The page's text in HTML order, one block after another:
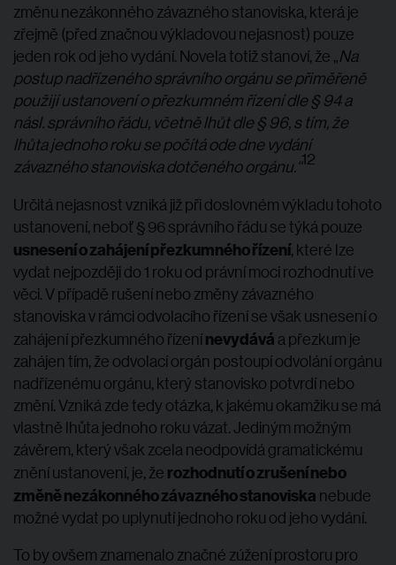
změnu nezákonného závazného stanoviska, která je
zřejmě (před značnou výkladovou nejasnost) pouze
jeden rok od jeho vydání. Novela totiž stanoví, že „Na
postup nadřízeného správního orgánu se přiměřeně
použijí ustanovení o přezkumném řízení dle § 94 a
násl. správního řádu, včetně lhůt dle § 96, s tím, že
lhůta jednoho roku se počítá ode dne vydání
závazného stanoviska dotčeného orgánu.“12
Určitá nejasnost vzniká již při doslovném výkladu tohoto
ustanovení, neboť § 96 správního řádu se týká pouze
usnesení o zahájení přezkumného řízení, které lze
vydat nejpozději do 1 roku od právní moci rozhodnutí ve
věci. V případě rušení nebo změny závazného
stanoviska v rámci odvolacího řízení se však usnesení o
zahájení přezkumného řízenínevydává a přezkum je
zahájen tím, že odvolací orgán postoupí odvolání orgánu
nadřízenému orgánu, který stanovisko potvrdí nebo
změní. Vzniká zde tedy otázka, k jakému okamžiku se má
vlastně lhůta jednoho roku vázat. Jediným možným
závěrem, který však zcela neodpovídá gramatickému
znění ustanovení, je, že rozhodnutí o zrušení nebo
změně nezákonného závazného stanoviska nebude
možné vydat po uplynutí jednoho roku od jeho vydání.
To by ovšem znamenalo značné zúžení prostoru pro